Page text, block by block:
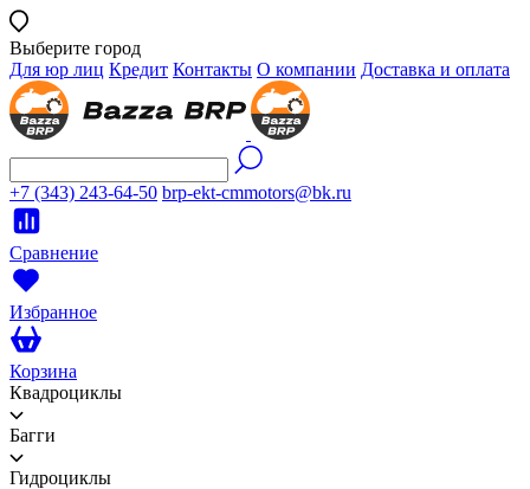
Выберите город
Для юр лиц Кредит Контакты О компании Доставка и оплата
+7 (343) 243-64-50 brp-ekt-cmmotors@bk.ru
Сравнение
Избранное
Корзина
Квадроциклы
Багги
Гидроциклы